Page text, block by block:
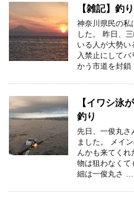
【雑記】釣
神奈川県民の私
した。 昨日、
いる人が大勢い
入禁止にして
かう市道を封
【イワシ泳
釣り
先日、一俊丸さ
ました。 メイ
んかも来てくれ
物は狙わなくて
細は一俊丸さ …